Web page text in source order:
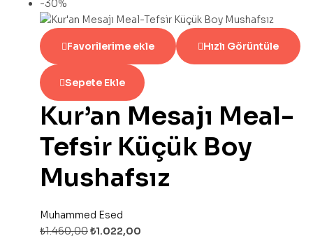
-30%
Favorilerime ekle Hızlı Görüntüle
Sepete Ekle
Kur’an Mesajı Meal-
Tefsir Küçük Boy
Mushafsız
Muhammed Esed
₺1.460,00₺1.022,00